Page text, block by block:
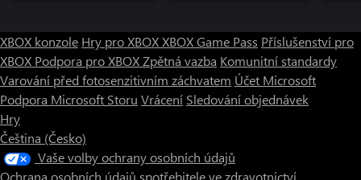
XBOX konzole Hry pro XBOXXBOX Game Pass Příslušenství pro
XBOX Podpora pro XBOXZpětná vazba Komunitní standardy
Varování před fotosenzitivním záchvatem Účet Microsoft
Podpora Microsoft Storu Vrácení Sledování objednávek
Hry
Čeština (Česko)
Vaše volby ochrany osobních údajů
Ochrana osobních údajů spotřebitele ve zdravotnictví